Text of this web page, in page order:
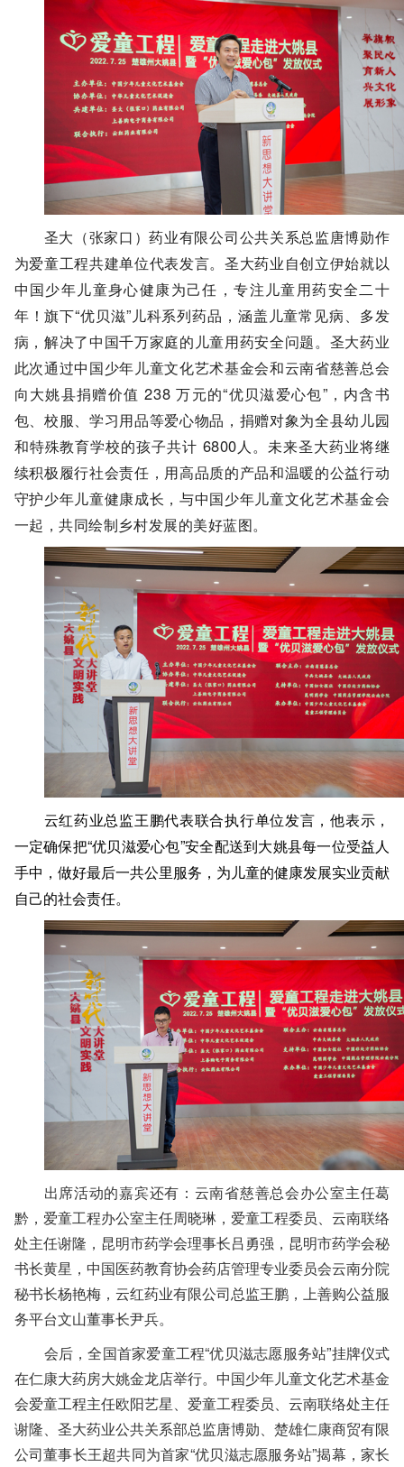
圣大（张家口）药业有限公司公共关系总监唐博勋作
为爱童工程共建单位代表发言。圣大药业自创立伊始就以
中国少年儿童身心健康为己任，专注儿童用药安全二十
年！旗下“优贝滋”儿科系列药品，涵盖⼉童常见病、多发
病，解决了中国千万家庭的儿童用药安全问题。圣大药业
此次通过中国少年儿童文化艺术基金会和云南省慈善总会
向大姚县捐赠价值 238万元的“优贝滋爱心包”，内含书
包、校服、学习用品等爱心物品，捐赠对象为全县幼儿园
和特殊教育学校的孩子共计 6800人。未来圣大药业将继
续积极履行社会责任，用高品质的产品和温暖的公益行动
守护少年儿童健康成长，与中国少年儿童文化艺术基金会
一起，共同绘制乡村发展的美好蓝图。
云红药业总监王鹏代表联合执行单位发言，他表示，
一定确保把“优贝滋爱心包”安全配送到大姚县每一位受益人
手中，做好最后一共公里服务，为儿童的健康发展实业贡献
自己的社会责任。
出席活动的嘉宾还有：云南省慈善总会办公室主任葛
黔，爱童工程办公室主任周晓琳，爱童工程委员、云南联络
处主任谢隆，昆明市药学会理事长吕勇强，昆明市药学会秘
书长黄星，中国医药教育协会药店管理专业委员会云南分院
秘书长杨艳梅，云红药业有限公司总监王鹏，上善购公益服
务平台文山董事长尹兵。
会后，全国首家爱童工程“优贝滋志愿服务站”挂牌仪式
在仁康大药房大姚金龙店举行。中国少年儿童文化艺术基金
会爱童工程主任欧阳艺星、爱童工程委员、云南联络处主任
谢隆、圣大药业公共关系部总监唐博勋、楚雄仁康商贸有限
公司董事长王超共同为首家“优贝滋志愿服务站”揭幕，家长